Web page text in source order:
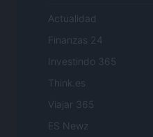
Actualidad
Finanzas 24
Investindo 365
Think.es
Viajar 365
ES Newz